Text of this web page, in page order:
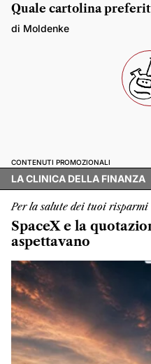
Quale cartolina
di Moldenke
CONTENUTI PROMOZIONALI
LA CLINICA DELLA FINANZA
Per la salute dei tuoi risparmi
SpaceX e la
aspettavano